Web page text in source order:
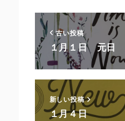
古い投稿
１月１日 元日
新しい投稿
１月４日